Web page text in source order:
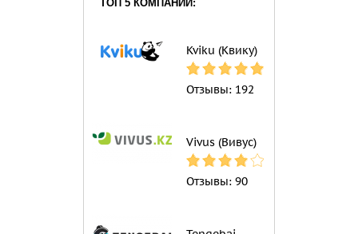
ТОП 5 КОМПАНИЙ:
Kviku (Квику)
Отзывы: 192
Vivus (Вивус)
Отзывы: 90